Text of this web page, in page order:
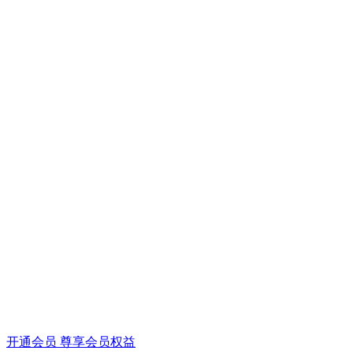
开通会员 尊享会员权益